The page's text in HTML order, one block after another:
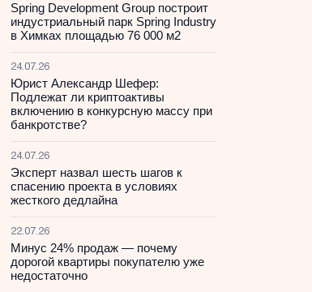
Spring Development Group построит
индустриальный парк Spring Industry
в Химках площадью 76 000 м2
24.07.26
Юрист Александр Шефер:
Подлежат ли криптоактивы
включению в конкурсную массу при
банкротстве?
24.07.26
Эксперт назвал шесть шагов к
спасению проекта в условиях
жесткого дедлайна
22.07.26
Минус 24% продаж — почему
дорогой квартиры покупателю уже
недостаточно